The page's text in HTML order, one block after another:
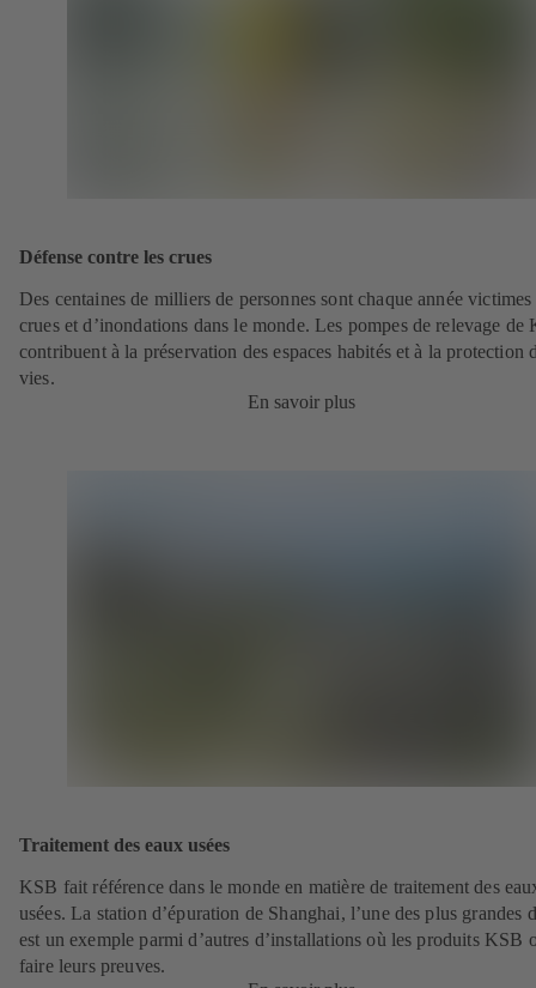
Défense contre les crues
Des centaines de milliers de personnes sont chaque année victimes
crues et d’inondations dans le monde. Les pompes de relevage de
contribuent à la préservation des espaces habités et à la protection
vies.
En savoir plus
Traitement des eaux usées
KSB fait référence dans le monde en matière de traitement des
usées. La station d’épuration de Shanghai, l’une des plus grandes
est un exemple parmi d’autres d’installations où les produits KSB
faire leurs preuves.